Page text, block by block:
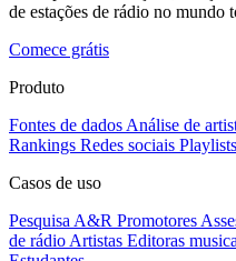
de estações de rádio no mundo
Comece grátis
Produto
Fontes de dados Análise de
Rankings Redes sociais Playlists
Casos de uso
Pesquisa A&R Promotores
de rádio Artistas Editoras